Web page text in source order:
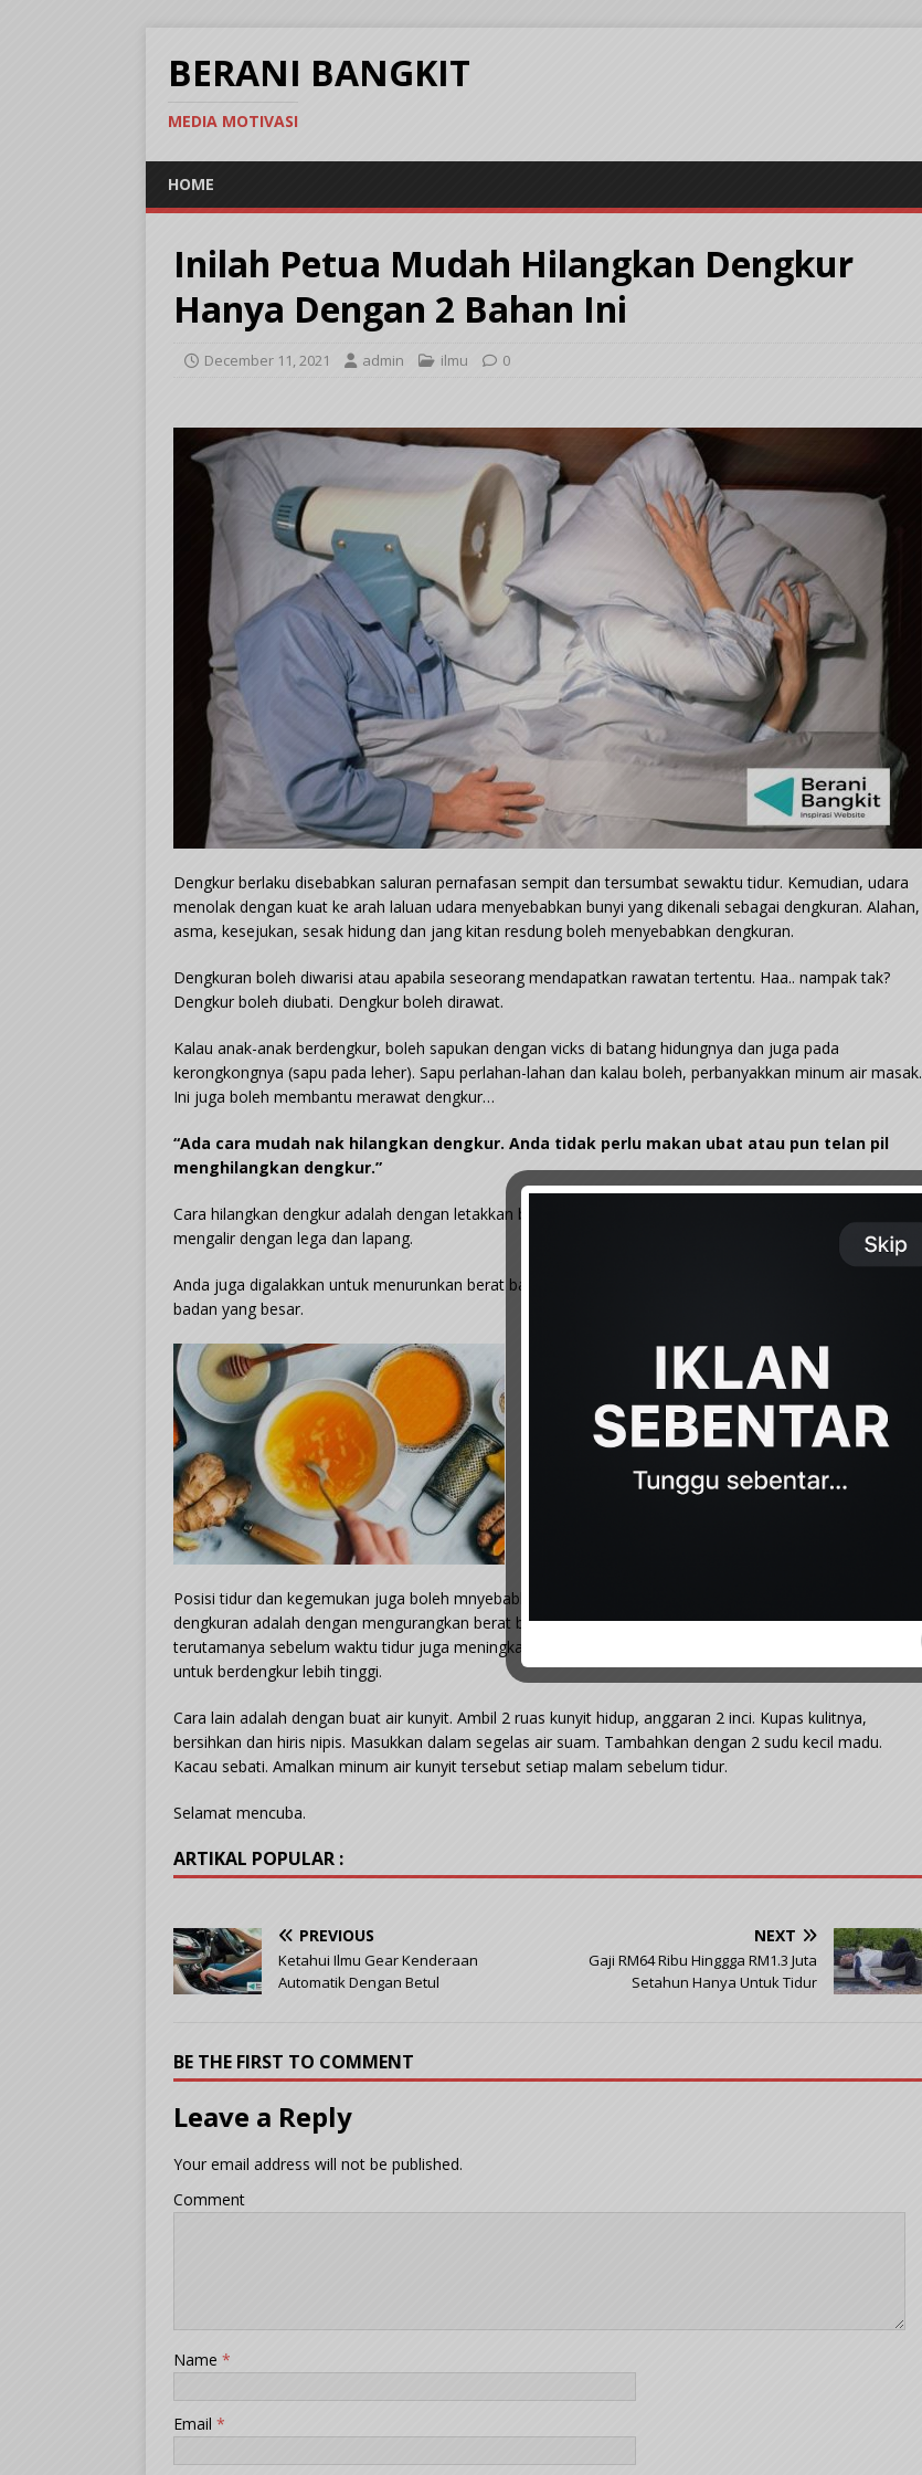
BERANI BANGKIT
MEDIA MOTIVASI
HOME
Inilah Petua Mudah Hilangkan Dengkur
Hanya Dengan 2 Bahan Ini
December 11, 2021 admin ilmu 0
Dengkur berlaku disebabkan saluran pernafasan sempit dan tersumbat sewaktu tidur. Kemudian, udara
menolak dengan kuat ke arah laluan udara menyebabkan bunyi yang dikenali sebagai dengkuran. Alahan,
asma, kesejukan, sesak hidung dan jang kitan resdung boleh menyebabkan dengkuran.
Dengkuran boleh diwarisi atau apabila seseorang mendapatkan rawatan tertentu. Haa.. nampak tak?
Dengkur boleh diubati. Dengkur boleh dirawat.
Kalau anak-anak berdengkur, boleh sapukan dengan vicks di batang hidungnya dan juga pada
kerongkongnya (sapu pada leher). Sapu perlahan-lahan dan kalau boleh, perbanyakkan minum air masak.
Ini juga boleh membantu merawat dengkur…
“Ada cara mudah nak hilangkan dengkur. Anda tidak perlu makan ubat atau pun telan pil
menghilangkan dengkur.”
Cara hilangkan dengkur adalah dengan letakkan bantal alas kepala lebih tinggi agar nafas anda dapat
mengalir dengan lega dan lapang.
Anda juga digalakkan untuk menurunkan berat badan kerana antara punca dengkur adalah akibat saiz
badan yang besar.
Posisi tidur dan kegemukan juga boleh mnyebabkan dengkuran. Langkah terbaik untuk menghentikan
dengkuran adalah dengan mengurangkan berat badan (kan saya dah kata). Pengambilan alhokol
terutamanya sebelum waktu tidur juga meningkatkan sekatan saluran pernafasan dan kebarangkalian
untuk berdengkur lebih tinggi.
Cara lain adalah dengan buat air kunyit. Ambil 2 ruas kunyit hidup, anggaran 2 inci. Kupas kulitnya,
bersihkan dan hiris nipis. Masukkan dalam segelas air suam. Tambahkan dengan 2 sudu kecil madu.
Kacau sebati. Amalkan minum air kunyit tersebut setiap malam sebelum tidur.
Selamat mencuba.
ARTIKAL POPULAR :
PREVIOUS
Ketahui Ilmu Gear Kenderaan
Automatik Dengan Betul
NEXT
Gaji RM64 Ribu Hinggga RM1.3 Juta
Setahun Hanya Untuk Tidur
BE THE FIRST TO COMMENT
Leave a Reply
Your email address will not be published.
Comment
Name *
Email *